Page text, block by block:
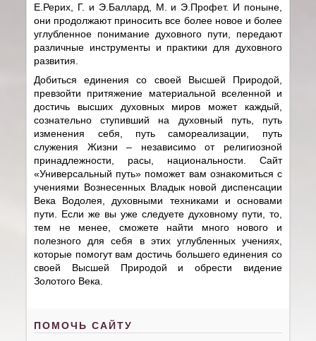
Е.Рерих, Г. и Э.Баллард, М. и Э.Профет. И поныне,
они продолжают приносить все более новое и более
углубленное понимание духовного пути, передают
различные инструменты и практики для духовного
развития.
Добиться единения со своей Высшей Природой,
превзойти притяжение материальной вселенной и
достичь высших духовных миров может каждый,
сознательно ступивший на духовный путь, путь
изменения себя, путь самореализации, путь
служения Жизни – независимо от религиозной
принадлежности, расы, национальности. Сайт
«Универсальный путь» поможет вам ознакомиться с
учениями Вознесенных Владык новой диспенсации
Века Водолея, духовными техниками и основами
пути. Если же вы уже следуете духовному пути, то,
тем не менее, сможете найти много нового и
полезного для себя в этих углубленных учениях,
которые помогут вам достичь большего единения со
своей Высшей Природой и обрести видение
Золотого Века.
ПОМОЧЬ САЙТУ